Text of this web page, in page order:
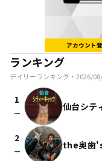
ランキング
デイリーランキング・ 2026/
1
check_indeterminate_small 仙台シテ
2
check_indeterminate_small the奥歯